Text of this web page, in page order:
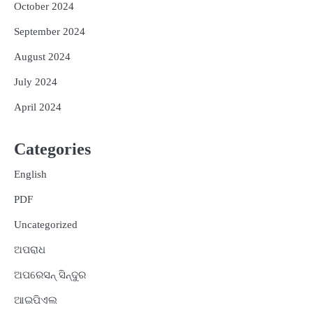
October 2024
September 2024
August 2024
July 2024
April 2024
Categories
English
PDF
Uncategorized
ଅପରାଧ
ଅପରେସନ୍ ସିନ୍ଦୁର
ଆଇପିଏଲ